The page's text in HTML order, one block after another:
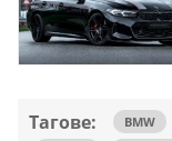
Тагове: BMW